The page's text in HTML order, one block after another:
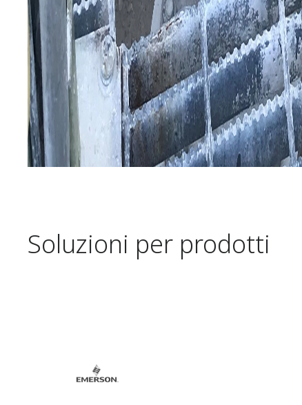
Soluzioni per prodotti